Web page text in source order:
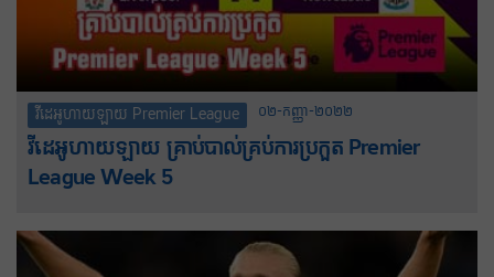
វីដេអូហាយឡាយ Premier League ០២-កញ្ញា-២០២២
វីដេអូហាយឡាយ គ្រាប់បាល់គ្រប់ការប្រកួត Premier
League Week 5